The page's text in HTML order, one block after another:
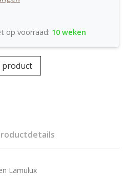
op voorraad: 10 weken
product
Lamulux